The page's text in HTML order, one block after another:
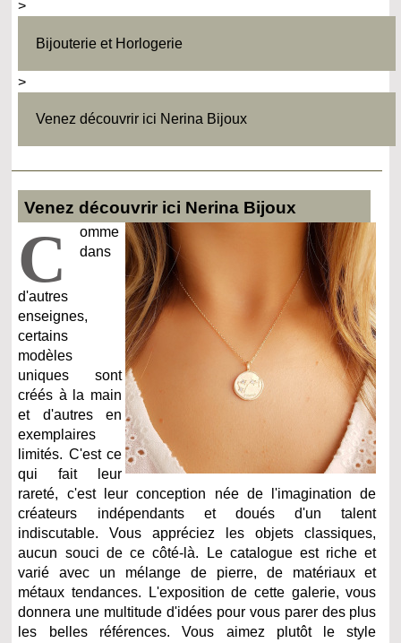
>
Bijouterie et Horlogerie
>
Venez découvrir ici Nerina Bijoux
Venez découvrir ici Nerina Bijoux
C
omme
dans
d'autres
enseignes,
certains
modèles
uniques sont
créés à la main
et d'autres en
exemplaires
limités. C'est ce
qui fait leur
rareté, c'est leur conception née de l'imagination de
créateurs indépendants et doués d'un talent
indiscutable. Vous appréciez les objets classiques,
aucun souci de ce côté-là. Le catalogue est riche et
varié avec un mélange de pierre, de matériaux et
métaux tendances. L'exposition de cette galerie, vous
donnera une multitude d'idées pour vous parer des plus
les belles références. Vous aimez plutôt le style